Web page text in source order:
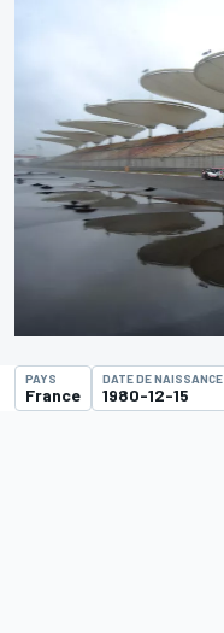
PAYS
France
DATE DE NAISSANCE
1980-12-15